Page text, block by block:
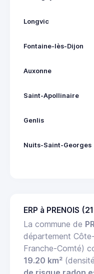
Longvic
Fontaine-lès-Dijon
Auxonne
Saint-Apollinaire
Genlis
Nuits-Saint-Georges
ERP à PRENOIS
La commune de
département
Franche-Comté)
19.20 km²